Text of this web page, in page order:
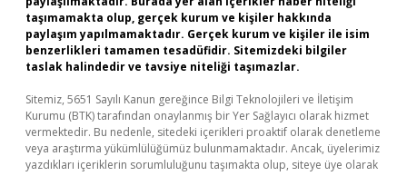
taşımamakta olup, gerçek kurum ve kişiler hakkında
paylaşım yapılmamaktadır. Gerçek kurum ve kişiler ile isim
benzerlikleri tamamen tesadüfidir. Sitemizdeki bilgiler
taslak halindedir ve tavsiye niteliği taşımazlar.
Sitemiz, 5651 Sayılı Kanun gereğince Bilgi Teknolojileri ve İletişim
Kurumu (BTK) tarafından onaylanmış bir Yer Sağlayıcı olarak hizmet
vermektedir. Bu nedenle, sitedeki içerikleri proaktif olarak denetleme
veya araştırma yükümlülüğümüz bulunmamaktadır. Ancak, üyelerimiz
yazdıkları içeriklerin sorumluluğunu taşımakta olup, siteye üye olarak